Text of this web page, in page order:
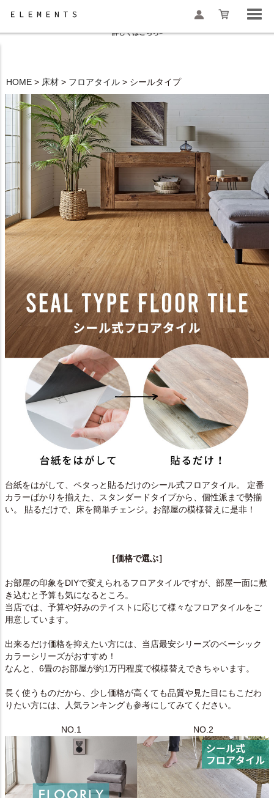
検索
夏季休業と一部地域配送遅延のお知らせ
詳しくはこちら>
HOME 床材 フロアタイル シールタイプ
台紙をはがして、ペタっと貼るだけのシール式フロアタイル。 定番
カラーばかりを揃えた、スタンダードタイプから、個性派まで勢揃
い。 貼るだけで、床を簡単チェンジ。お部屋の模様替えに是非！
［価格で選ぶ］
お部屋の印象をDIYで変えられるフロアタイルですが、部屋一面に敷
き込むと予算も気になるところ。
当店では、予算や好みのテイストに応じて様々なフロアタイルをご
用意しています。
出来るだけ価格を抑えたい方には、当店最安シリーズのベーシック
カラーシリーズがおすすめ！
なんと、6畳のお部屋が約1万円程度で模様替えできちゃいます。
長く使うものだから、少し価格が高くても品質や見た目にもこだわ
りたい方には、人気ランキングも参考にしてみてください。
NO.1 NO.2